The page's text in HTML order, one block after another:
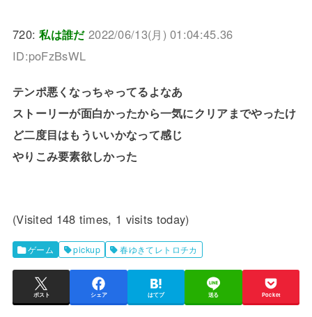
720:私は誰だ 2022/06/13(月) 01:04:45.36
ID:poFzBsWL
テンポ悪くなっちゃってるよなあ
ストーリーが面白かったから一気にクリアまでやったけ
ど二度目はもういいかなって感じ
やりこみ要素欲しかった
(Visited 148 times, 1 visits today)
ゲーム pickup 春ゆきてレトロチカ
ポスト シェア はてブ 送る Pocket